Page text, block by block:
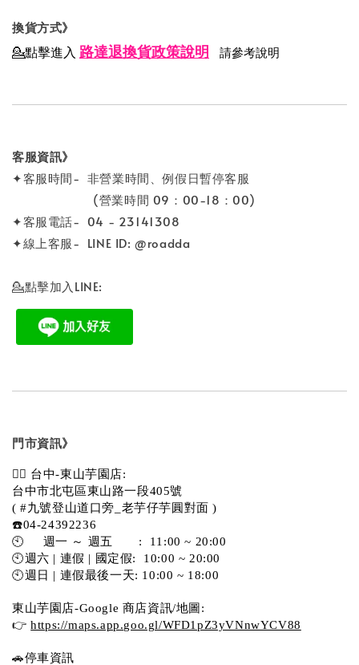
換貨方式》
💁點擊進入 路達退換貨政策說明 請參考說明
客服資訊》
✦客服時間- 非營業時間、例假日暫停客服
(營業時間 09：00-18：00)
✦客服電話- 04 - 23141308
✦線上客服- LINE ID: @roadda
💁點擊加入LINE:
門市資訊》
💁‍♀️ 台中-東山芋園店:
台中市北屯區東山路一段405號
( #九號登山道口旁_老芋仔芋圓對面 )
☎️04-24392236
🕙     週一 ～ 週五       :  11:00 ~ 20:00
🕙週六 | 連假 | 國定假:  10:00 ~ 20:00
🕙週日 | 連假最後一天: 10:00 ~ 18:00
東山芋園店-Google 商店資訊/地圖:
👉 https://maps.app.goo.gl/WFD1pZ3yVNnwYCV88
🚗停車資訊